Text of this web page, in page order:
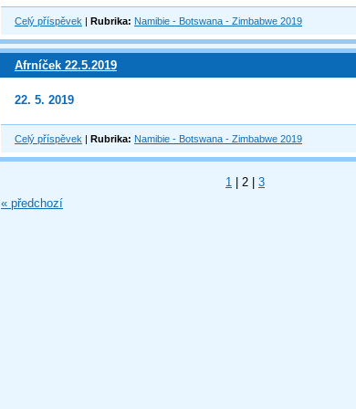
Celý příspěvek | Rubrika: Namibie - Botswana - Zimbabwe 2019
Afrníček 22.5.2019
22. 5. 2019
Celý příspěvek | Rubrika: Namibie - Botswana - Zimbabwe 2019
« předchozí
1 2
3